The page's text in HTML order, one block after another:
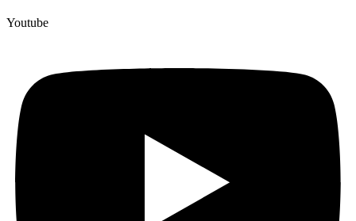
Youtube